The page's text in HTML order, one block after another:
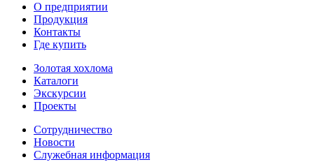
О предприятии
Продукция
Контакты
Где купить
Золотая хохлома
Каталоги
Экскурсии
Проекты
Сотрудничество
Новости
Служебная информация